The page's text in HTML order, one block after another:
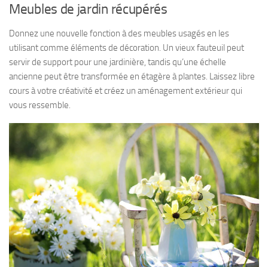
Meubles de jardin récupérés
Donnez une nouvelle fonction à des meubles usagés en les
utilisant comme éléments de décoration. Un vieux fauteuil peut
servir de support pour une jardinière, tandis qu’une échelle
ancienne peut être transformée en étagère à plantes. Laissez libre
cours à votre créativité et créez un aménagement extérieur qui
vous ressemble.